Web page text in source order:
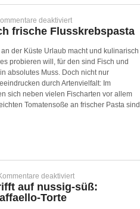
deaktiviertfür
Sommerlich
frische
frische Flusskrebspasta
der Küste Urlaub macht und kulinarisch
probieren will, für den sind Fisch und
absolutes Muss. Doch nicht nur
durch Artenvielfalt: Im
sich neben vielen Fischarten vor allem
Tomatensoße an frischer Pasta sind
deaktiviertfür
Fruchtig
trifft
auf nussig-süß:
Torte